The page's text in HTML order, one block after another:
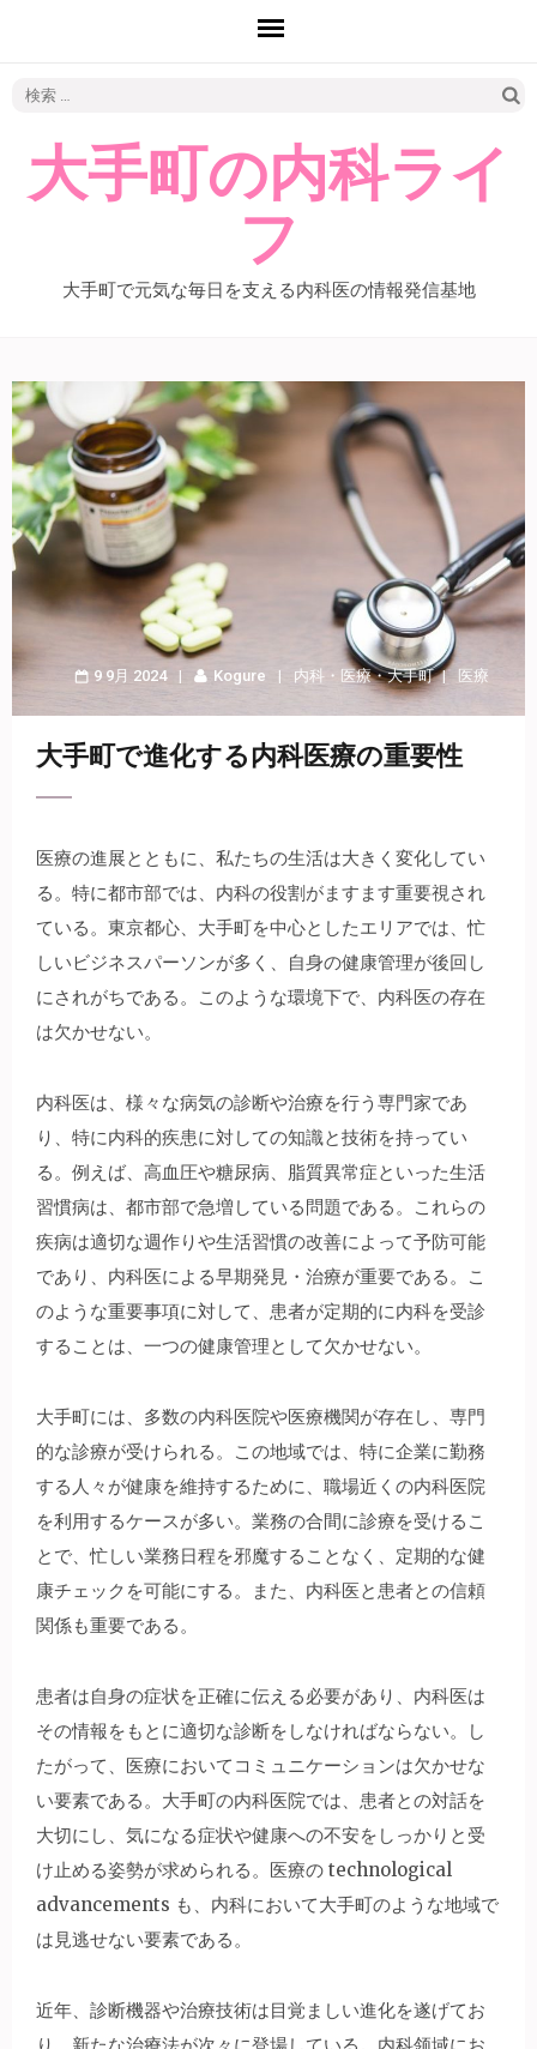
大手町の内科ライ
フ
大手町で元気な毎日を支える内科医の情報発信基地
9 9月 2024 Kogure 内科 ・ 医療・大手町 医療
大手町で進化する内科医療の重要性
医療の進展とともに、私たちの生活は大きく変化してい
る。 特に都市部では、内科の役割がますます重要視され
ている。東京都心、大手町を中心としたエリアでは、忙
しいビジネスパーソンが多く、自身の健康管理が後回し
にされがちである。このような環境下で、内科医の存在
は欠かせない。
内科医は、様々な病気の診断や治療を行う専門家であ
り、特に内科的疾患に対しての知識と技術を持ってい
る。例えば、高血圧や糖尿病、脂質異常症といった生活
習慣病は、都市部で急増している問題である。これらの
疾病は適切な週作りや生活習慣の改善によって予防可能
であり、内科医による早期発見・治療が重要である。こ
のような重要事項に対して、患者が定期的に内科を受診
することは、一つの健康管理として欠かせない。
大手町には、多数の内科医院や医療機関が存在し、専門
的な診療が受けられる。この地域では、特に企業に勤務
する人々が健康を維持するために、職場近くの内科医院
を利用するケースが多い。業務の合間に診療を受けるこ
とで、忙しい業務日程を邪魔することなく、定期的な健
康チェックを可能にする。また、内科医と患者との信頼
関係も重要である。
患者は自身の症状を正確に伝える必要があり、内科医は
その情報をもとに適切な診断をしなければならない。し
たがって、医療においてコミュニケーションは欠かせな
い要素である。大手町の内科医院では、患者との対話を
大切にし、気になる症状や健康への不安をしっかりと受
け止める姿勢が求められる。医療の technological
advancements も、内科において大手町のような地域で
は見逃せない要素である。
近年、診断機器や治療技術は目覚ましい進化を遂げてお